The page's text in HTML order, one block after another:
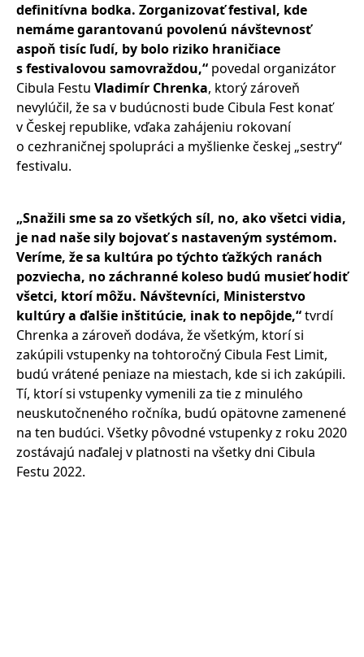
definitívna bodka. Zorganizovať festival, kde
nemáme garantovanú povolenú návštevnosť
aspoň tisíc ľudí, by bolo riziko hraničiace
s festivalovou samovraždou,“ povedal organizátor
Cibula Festu Vladimír Chrenka, ktorý zároveň
nevylúčil, že sa v budúcnosti bude Cibula Fest konať
v Českej republike, vďaka zahájeniu rokovaní
o cezhraničnej spolupráci a myšlienke českej „sestry“
festivalu.
„Snažili sme sa zo všetkých síl, no, ako všetci vidia,
je nad naše sily bojovať s nastaveným systémom.
Veríme, že sa kultúra po týchto ťažkých ranách
pozviecha, no záchranné koleso budú musieť hodiť
všetci, ktorí môžu. Návštevníci, Ministerstvo
kultúry a ďalšie inštitúcie, inak to nepôjde,“tvrdí
Chrenka a zároveň dodáva, že všetkým, ktorí si
zakúpili vstupenky na tohtoročný Cibula Fest Limit,
budú vrátené peniaze na miestach, kde si ich zakúpili.
Tí, ktorí si vstupenky vymenili za tie z minulého
neuskutočneného ročníka, budú opätovne zamenené
na ten budúci. Všetky pôvodné vstupenky z roku 2020
zostávajú naďalej v platnosti na všetky dni Cibula
Festu 2022.